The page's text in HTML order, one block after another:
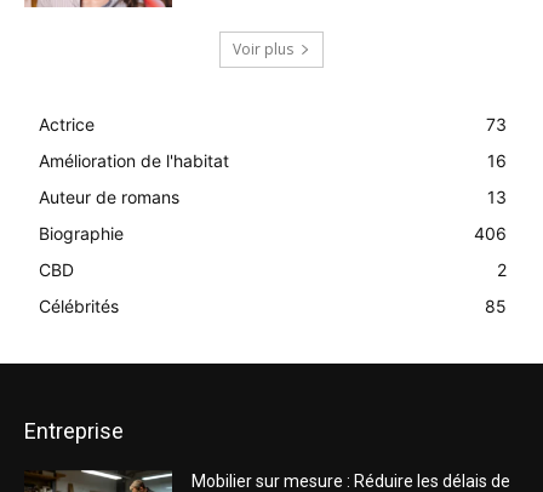
Voir plus
Actrice
73
Amélioration de l'habitat
16
Auteur de romans
13
Biographie
406
CBD
2
Célébrités
85
Entreprise
Mobilier sur mesure : Réduire les délais de